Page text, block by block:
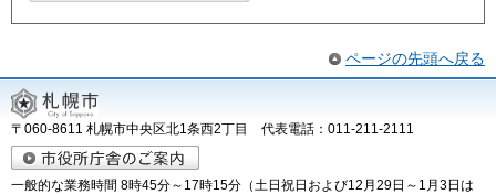
ページの先頭へ戻る
〒060-8611 札幌市中央区北1条西2丁目 代表電話：011-211-2111
一般的な業務時間 8時45分～17時15分（土日祝日および12月29日～1月3日は